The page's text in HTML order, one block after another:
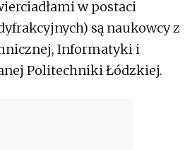
w postaci
są naukowcy z
Informatyki i
Politechniki Łódzkiej.